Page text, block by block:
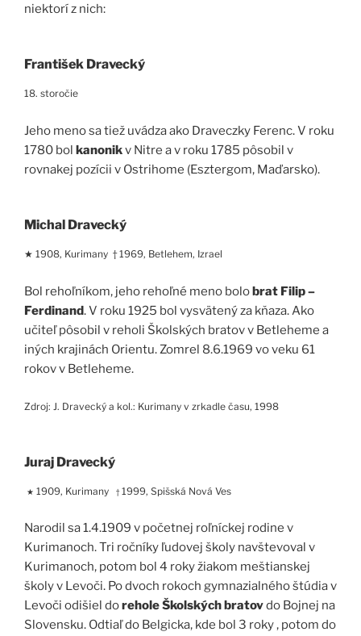
niektorí z nich:
František Dravecký
18. storočie
Jeho meno sa tiež uvádza ako Draveczky Ferenc. V roku
1780 bol kanonikv Nitre a v roku 1785 pôsobil v
rovnakej pozícii v Ostrihome (Esztergom, Maďarsko).
Michal Dravecký
★ 1908, Kurimany † 1969, Betlehem, Izrael
Bol rehoľníkom, jeho rehoľné meno bolobrat Filip –
Ferdinand. V roku 1925 bol vysvätený za kňaza. Ako
učiteľ pôsobil v reholi Školských bratov v Betleheme a
iných krajinách Orientu. Zomrel 8.6.1969 vo veku 61
rokov v Betleheme.
Zdroj: J. Dravecký a kol.: Kurimany v zrkadle času, 1998
Juraj Dravecký
★ 1909, Kurimany †1999, Spišská Nová Ves
Narodil sa 1.4.1909 v početnej roľníckej rodine v
Kurimanoch. Tri ročníky ľudovej školy navštevoval v
Kurimanoch, potom bol 4 roky žiakom meštianskej
školy v Levoči. Po dvoch rokoch gymnazialného štúdia v
Levoči odišiel dorehole Školských bratovdo Bojnej na
Slovensku. Odtiaľ do Belgicka, kde bol 3 roky , potom do